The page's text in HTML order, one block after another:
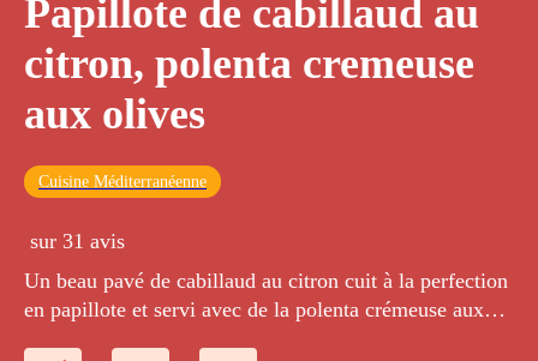
Papillote de cabillaud au
citron, polenta cremeuse
aux olives
Cuisine Méditerranéenne
sur 31 avis
Un beau pavé de cabillaud au citron cuit à la perfection
en papillote et servi avec de la polenta crémeuse aux